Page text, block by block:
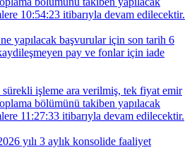
10:54:23 itibarıyla devam edilecektir.
yapılacak başvurular için son tarih 6
pay ve fonlar için iade
sürekli işleme ara verilmiş, tek fiyat emir
bölümünü takiben yapılacak
11:27:33 itibarıyla devam edilecektir.
yılı 3 aylık konsolide faaliyet